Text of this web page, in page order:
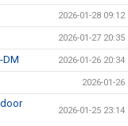
2026-01-28 09:12
2026-01-27 20:35
DM 2026-01-26 20:34
2026-01-26
2026-01-25 23:14